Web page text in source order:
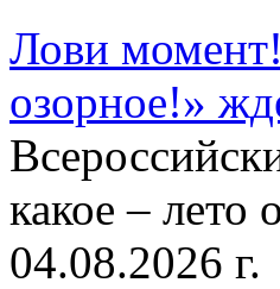
Лови
озорное!»
какое – лето
04.08.2026 г.